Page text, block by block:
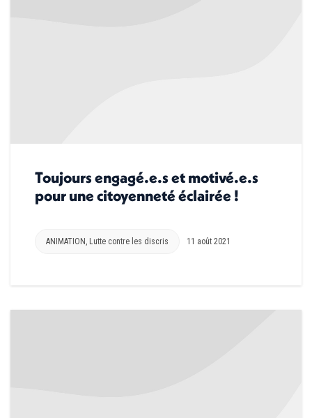
Toujours engagé.e.s et motivé.e.s
pour une citoyenneté éclairée !
ANIMATION Lutte contre les discris 11 août 2021